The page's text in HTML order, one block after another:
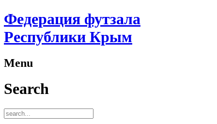
Федерация футзала
Республики Крым
Menu
Search